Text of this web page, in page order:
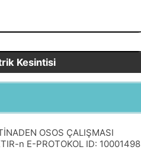
Kesintisi
OSOS ÇALIŞMASI
n E-PROTOKOL ID: 10001498